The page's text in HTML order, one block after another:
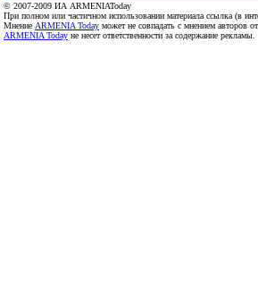
© 2007-2009 ИА ARMENIAToday
При полном или частичном использовании материала ссылка (в
Мнение ARMENIA Today может не совпадать с мнением авторов
ARMENIA Today не несет ответственности за содержание рекламы.